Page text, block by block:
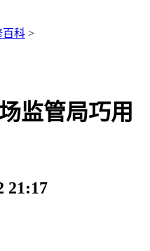
百科 >
监管局巧用
21:17